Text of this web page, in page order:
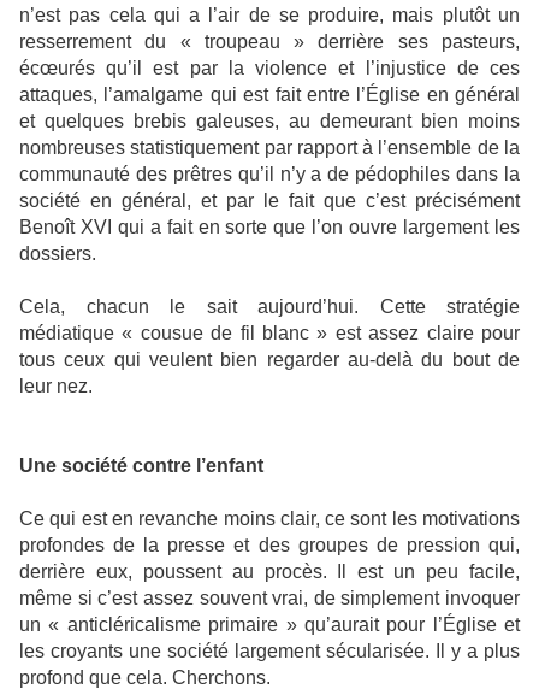
n’est pas cela qui a l’air de se produire, mais plutôt un
resserrement du « troupeau » derrière ses pasteurs,
écœurés qu’il est par la violence et l’injustice de ces
attaques, l’amalgame qui est fait entre l’Église en général
et quelques brebis galeuses, au demeurant bien moins
nombreuses statistiquement par rapport à l’ensemble de la
communauté des prêtres qu’il n’y a de pédophiles dans la
société en général, et par le fait que c’est précisément
Benoît XVI qui a fait en sorte que l’on ouvre largement les
dossiers.
Cela, chacun le sait aujourd’hui. Cette stratégie
médiatique « cousue de fil blanc » est assez claire pour
tous ceux qui veulent bien regarder au-delà du bout de
leur nez.
Une société contre l’enfant
Ce qui est en revanche moins clair, ce sont les motivations
profondes de la presse et des groupes de pression qui,
derrière eux, poussent au procès. Il est un peu facile,
même si c’est assez souvent vrai, de simplement invoquer
un « anticléricalisme primaire » qu’aurait pour l’Église et
les croyants une société largement sécularisée. Il y a plus
profond que cela. Cherchons.